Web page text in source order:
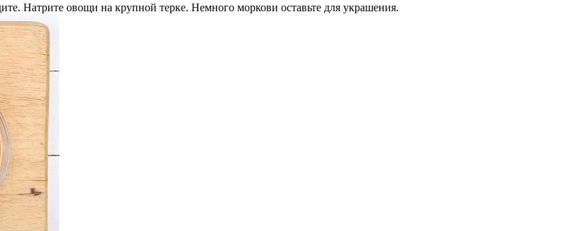
Натрите овощи на крупной терке. Немного моркови оставьте для украшения.